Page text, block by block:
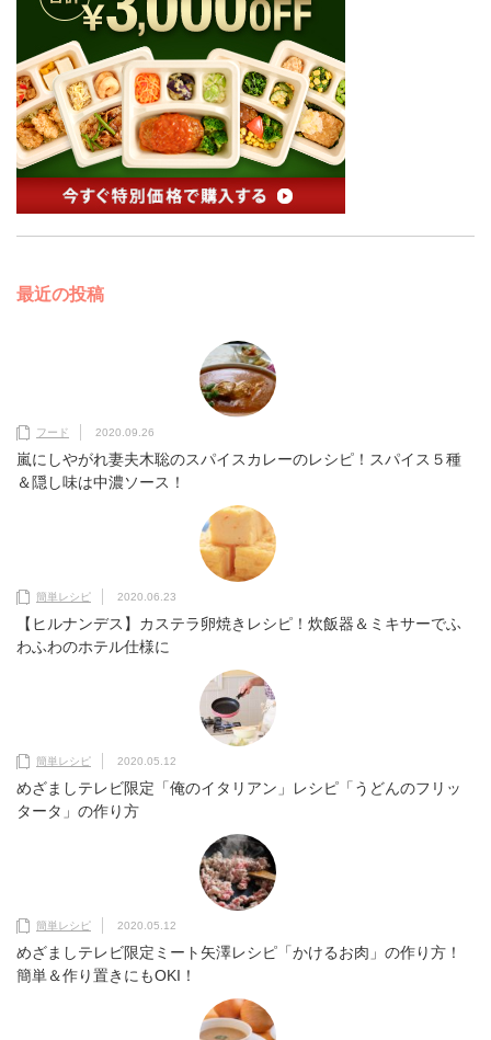
最近の投稿
フード 2020.09.26
嵐にしやがれ妻夫木聡のスパイスカレーのレシピ！スパイス５種
＆隠し味は中濃ソース！
簡単レシピ 2020.06.23
【ヒルナンデス】カステラ卵焼きレシピ！炊飯器＆ミキサーでふ
わふわのホテル仕様に
簡単レシピ 2020.05.12
めざましテレビ限定「俺のイタリアン」レシピ「うどんのフリッ
タータ」の作り方
簡単レシピ 2020.05.12
めざましテレビ限定ミート矢澤レシピ「かけるお肉」の作り方！
簡単＆作り置きにもOKI！